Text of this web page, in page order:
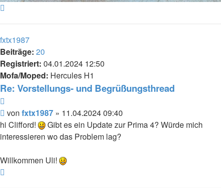
fxtx1987
Beiträge: 20
Registriert: 04.01.2024 12:50
Mofa/Moped: Hercules H1
Re: Vorstellungs- und Begrüßungsthread
Beitrag
von fxtx1987 » 11.04.2024 09:40
hi Clifford!
Gibt es ein Update zur Prima 4? Würde mich
interessieren wo das Problem lag?
Willkommen Uli!